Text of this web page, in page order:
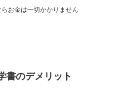
らお金は一切かかりません
書のデメリット